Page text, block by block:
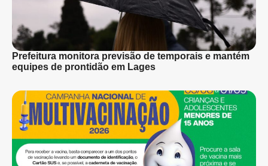
Prefeitura monitora previsão de temporais e mantém
equipes de prontidão em Lages